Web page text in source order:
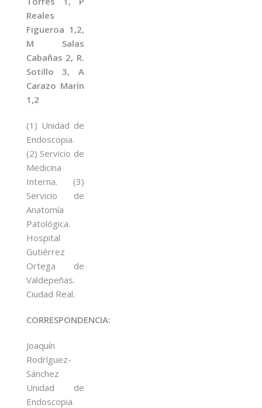
Reales
Figueroa 1,2,
M Salas
Cabañas 2, R.
Sotillo 3, A
Carazo Marín
1,2
(1) Unidad de
Endoscopia.
(2) Servicio de
Medicina
Interna. (3)
Servicio de
Anatomía
Patológica.
Hospital
Gutiérrez
Ortega de
Valdepeñas.
Ciudad Real.
CORRESPONDENCIA:
Joaquín
Rodríguez-
Sánchez
Unidad de
Endoscopia.